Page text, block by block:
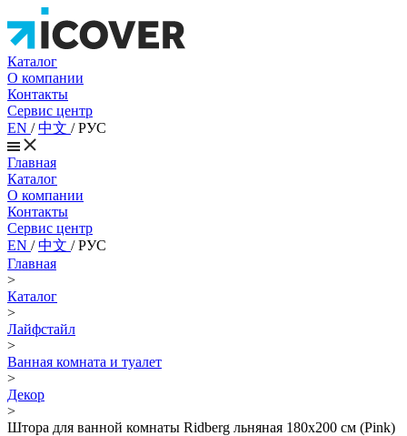
Каталог
О компании
Контакты
Сервис центр
EN /中文 /РУС
Главная
Каталог
О компании
Контакты
Сервис центр
EN /中文 /РУС
Главная
>
Каталог
>
Лайфстайл
>
Ванная комната и туалет
>
Декор
>
Штора для ванной комнаты Ridberg льняная 180x200 см (Pink)